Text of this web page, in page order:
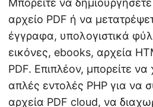
Μπορείτε να
αρχείο PDF ή να
έγγραφα, υπολογιστικά
εικόνες, ebooks, αρχεία
PDF. Επιπλέον, μπορείτε να
απλές εντολές PHP για να
αρχεία PDF cloud, να